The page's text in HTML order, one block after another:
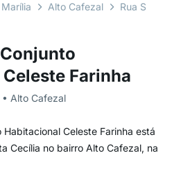
Farinha
Alto Cafezal
Celeste Farinha está
Cecília no bairro Alto Cafezal, na
Marília Alto Cafezal Rua Santa